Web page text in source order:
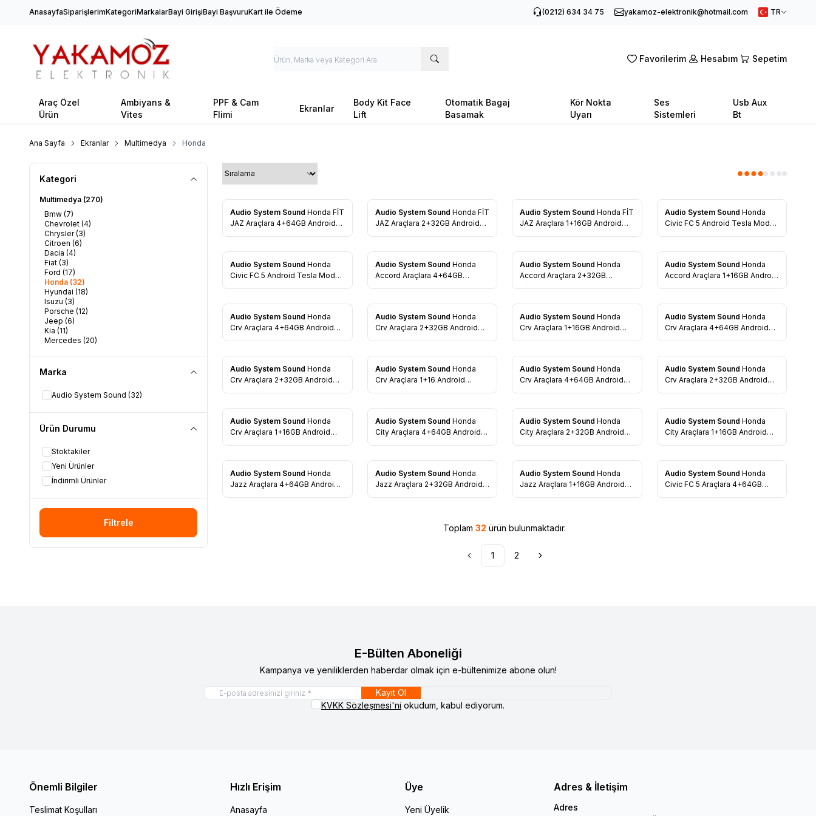
AnasayfaSiparişlerimKategoriMarkalarBayi GirişiBayi BaşvuruKart ile Ödeme (0212) 634 34 75 yakamoz-elektronik@hotmail.com TR
Favorilerim Hesabım Sepetim
Araç Özel
Ürün
Ambiyans &
Vites
PPF & Cam
Flimi
Ekranlar
Body Kit Face
Lift
Otomatik Bagaj
Basamak
Kör Nokta
Uyarı
Ses
Sistemleri
Usb Aux
Bt
Ana Sayfa Ekranlar Multimedya Honda
Kategori
Multimedya (270)
Bmw (7)
Chevrolet (4)
Chrysler(3)
Citroen (6)
Dacia (4)
Fiat (3)
Ford (17)
Honda (32)
Hyundai (18)
Isuzu (3)
Porsche (12)
Jeep (6)
Kia (11)
Mercedes (20)
Opel(7)
Peugeot
Skoda
Subaru(3)
Volkswagen(30)
Marka
Audio System Sound (32)
Ürün Durumu
Stoktakiler
Yeni Ürünler
İndirimli Ürünler
Filtrele
Favorilere Ekle
Audio System Sound Honda FİT
JAZ Araçlara 4+64GB Android
Favorilere Ekle
Audio System Sound Honda FİT
JAZ Araçlara 2+32GB Android
Favorilere Ekle
Audio System Sound Honda FİT
JAZ Araçlara 1+16GB Android
Favorilere Ekle
Audio System Sound Honda
Civic FC 5 Android Tesla Model
Favorilere Ekle
Audio System Sound Honda
Civic FC 5 Android Tesla Model
Favorilere Ekle
Audio System Sound Honda
Accord Araçlara 4+64GB
Favorilere Ekle
Audio System Sound Honda
Accord Araçlara 2+32GB
Favorilere Ekle
Audio System Sound Honda
Accord Araçlara 1+16GB Android
Favorilere Ekle
Audio System Sound Honda
Crv Araçlara 4+64GB Android
Favorilere Ekle
Audio System Sound Honda
Crv Araçlara 2+32GB Android
Favorilere Ekle
Audio System Sound Honda
Crv Araçlara 1+16GB Android
Favorilere Ekle
Audio System Sound Honda
Crv Araçlara 4+64GB Android
Favorilere Ekle
Audio System Sound Honda
Crv Araçlara 2+32GB Android
Favorilere Ekle
Audio System Sound Honda
Crv Araçlara 1+16 Android
Favorilere Ekle
Audio System Sound Honda
Crv Araçlara 4+64GB Android
Favorilere Ekle
Audio System Sound Honda
Crv Araçlara 2+32GB Android
Favorilere Ekle
Audio System Sound Honda
Crv Araçlara 1+16GB Android
Favorilere Ekle
Audio System Sound Honda
City Araçlara 4+64GB Android
Favorilere Ekle
Audio System Sound Honda
City Araçlara 2+32GB Android
Favorilere Ekle
Audio System Sound Honda
City Araçlara 1+16GB Android
Favorilere Ekle
Audio System Sound Honda
Jazz Araçlara 4+64GB Android
Favorilere Ekle
Audio System Sound Honda
Jazz Araçlara 2+32GB Android
Favorilere Ekle
Audio System Sound Honda
Jazz Araçlara 1+16GB Android
Favorilere Ekle
Audio System Sound Honda
Civic FC 5 Araçlara 4+64GB
Toplam 32 ürün bulunmaktadır.
1 2
E-Bülten Aboneliği
Kampanya ve yeniliklerden haberdar olmak için e-bültenimize abone olun!
Kayıt Ol
KVKK Sözleşmesi'ni okudum, kabul ediyorum.
Önemli Bilgiler
Teslimat Koşulları
Hızlı Erişim
Anasayfa
Üye
Yeni Üyelik
Adres & İletişim
Adres